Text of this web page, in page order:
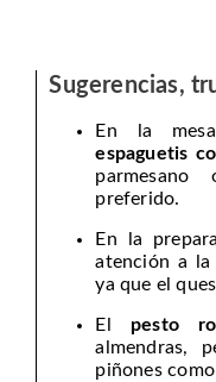
Sugerencias,
En la
espaguetis
preferido.
En la
atención a la
ya que el
El pesto
almendras,
piñones